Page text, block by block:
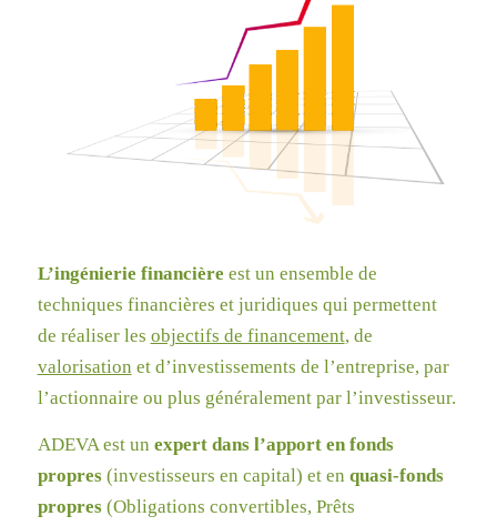
L’ingénierie financière est un ensemble de
techniques financières et juridiques qui permettent
de réaliser les objectifs de financement, de
valorisation et d’investissements de l’entreprise, par
l’actionnaire ou plus généralement par l’investisseur.
ADEVA est un expert dans l’apport en fonds
propres(investisseurs en capital) et en quasi-fonds
propres(Obligations convertibles, Prêts